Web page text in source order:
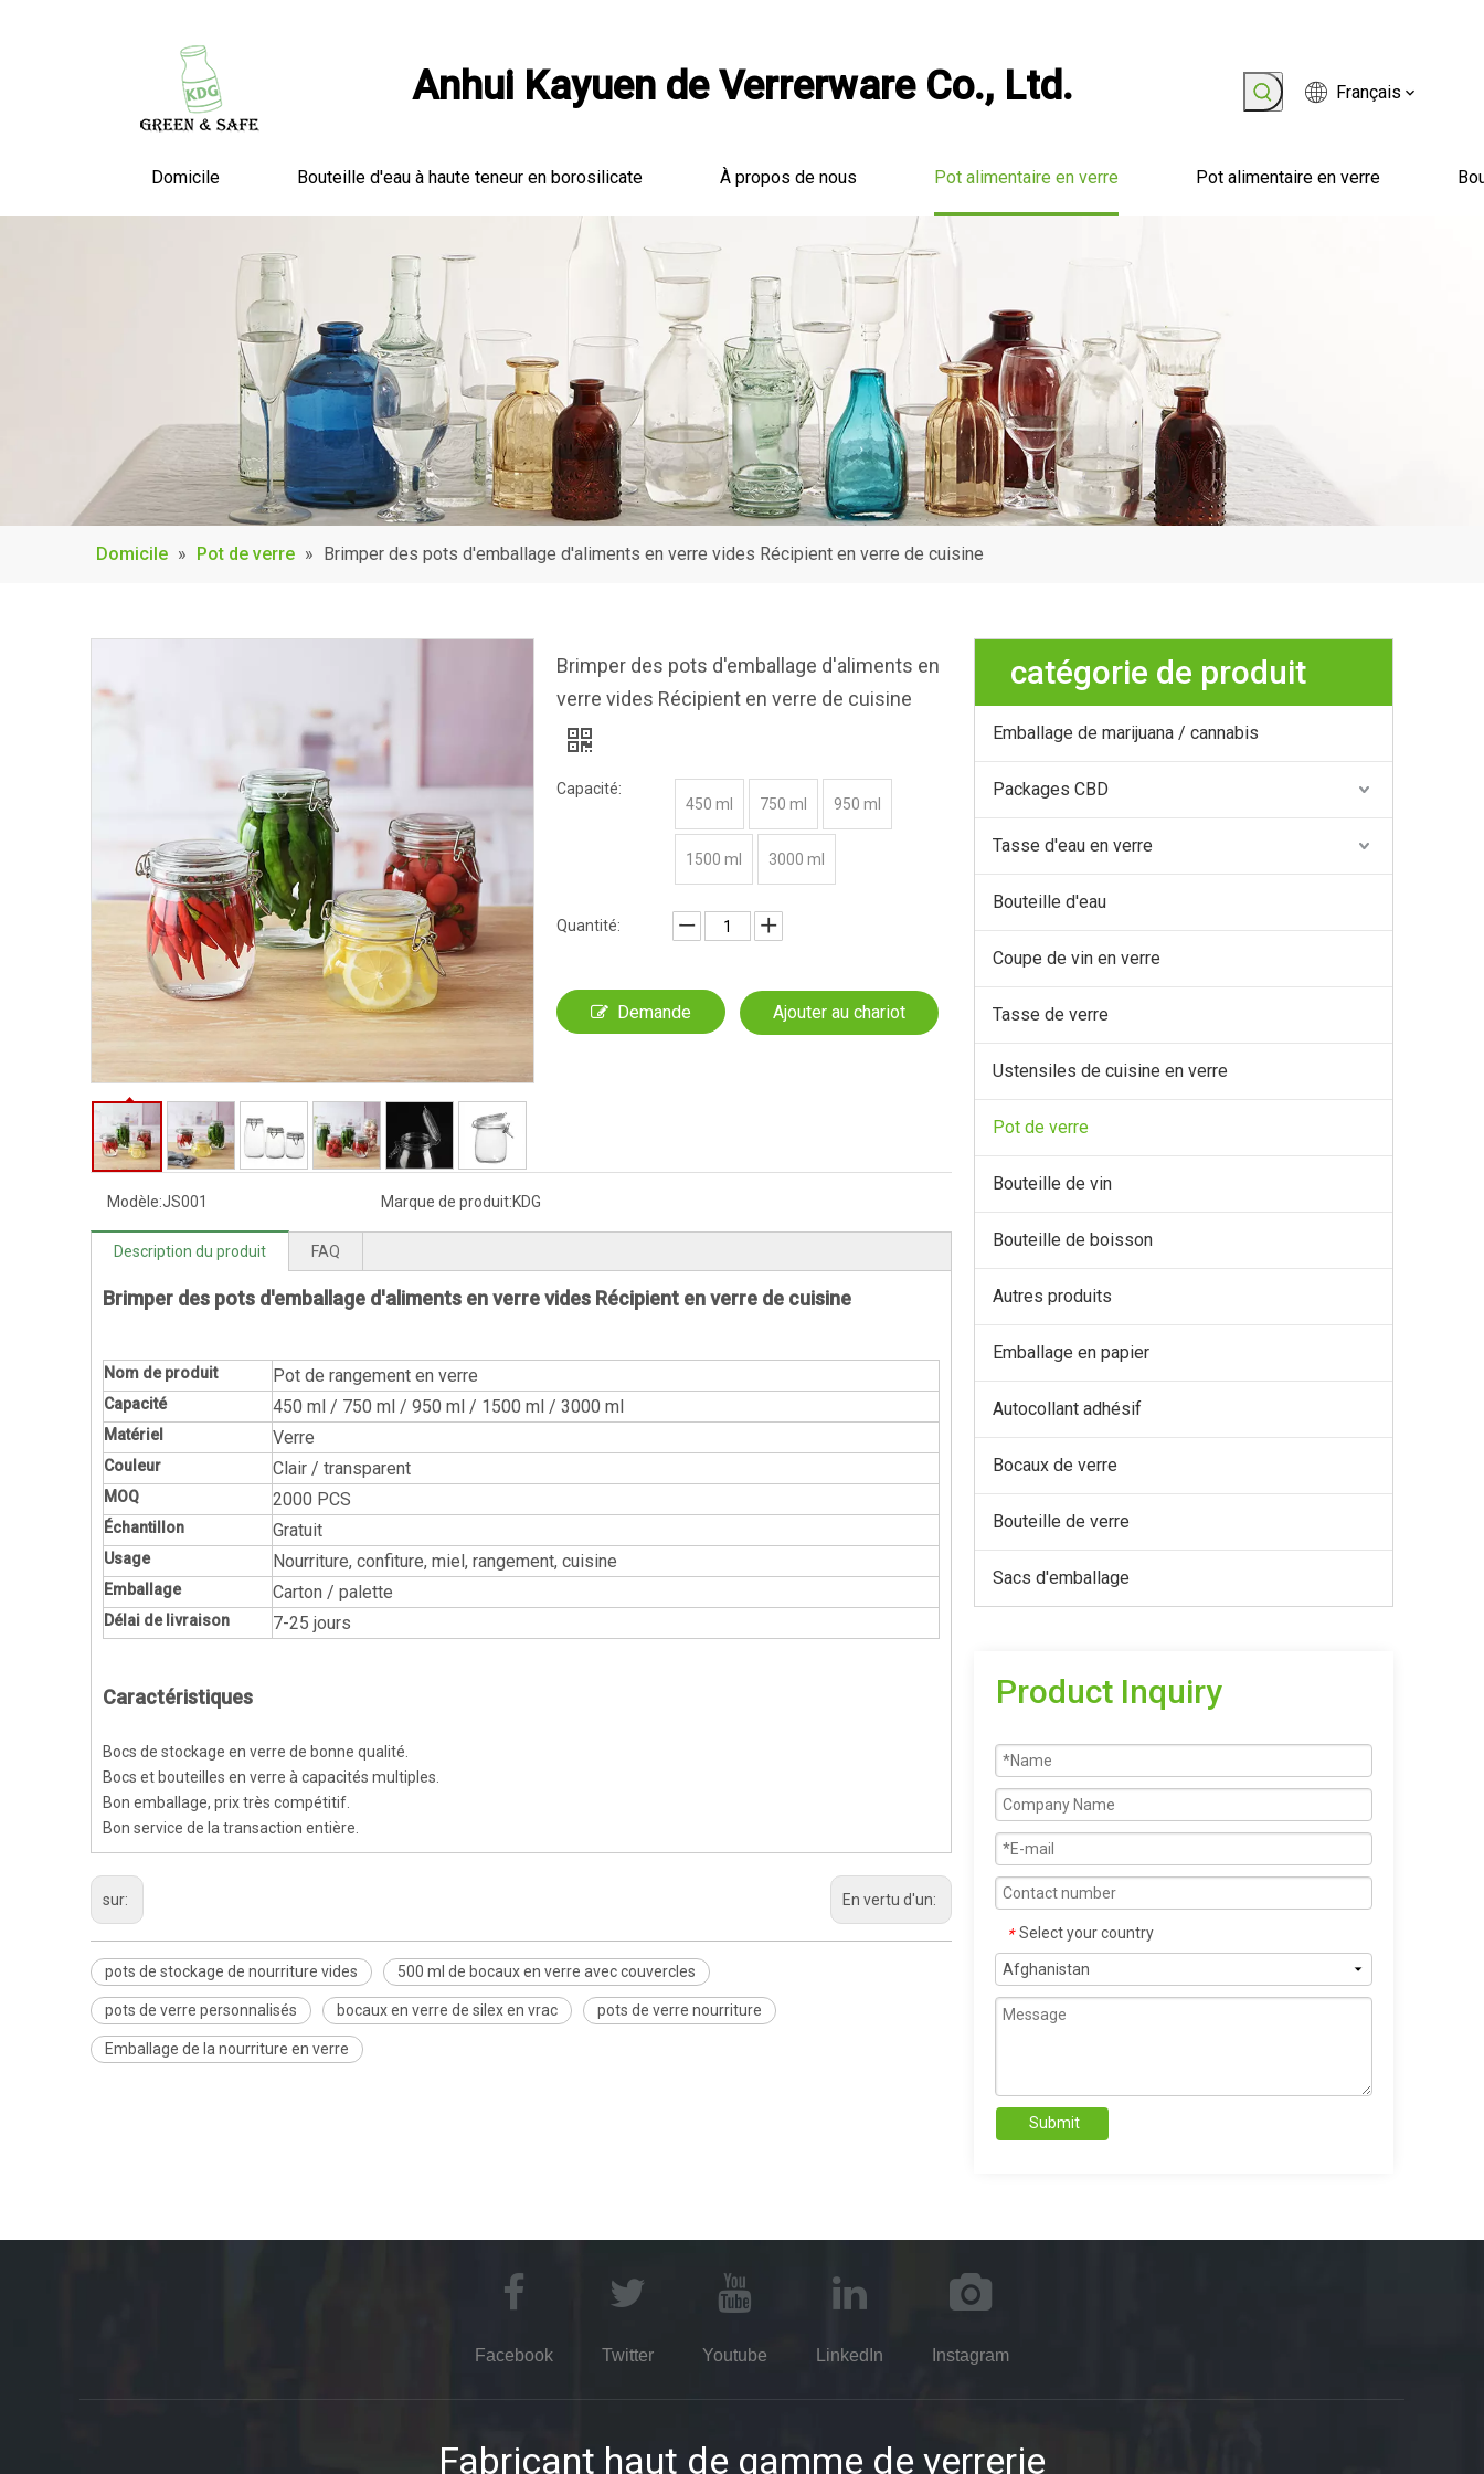
Anhui Kayuen de Verrerware Co., Ltd. Français
Domicile Bouteille d'eau à haute teneur en borosilicate À propos de nous Pot alimentaire en verre Pot alimentaire en verre
Domicile » Pot de verre » Brimper des pots d'emballage d'aliments en verre vides Récipient en verre de cuisine
Brimper des pots d'emballage d'aliments en
verre vides Récipient en verre de cuisine
Capacité:
450 ml
750 ml 950 ml
1500 ml 3000 ml
Quantité:
Demande Ajouter au chariot
Modèle:JS001 Marque de produit:KDG
Description du produit FAQ
Brimper des pots d'emballage d'aliments en verre vides Récipient en verre de cuisine
Nom de produit Pot de rangement en verre
Capacité 450 ml / 750 ml / 950 ml / 1500 ml / 3000 ml
Matériel Verre
Couleur Clair / transparent
MOQ 2000 PCS
Échantillon Gratuit
Usage Nourriture, confiture, miel, rangement, cuisine
Emballage Carton / palette
Délai de livraison 7-25 jours
Caractéristiques
Bocs de stockage en verre de bonne qualité.
Bocs et bouteilles en verre à capacités multiples.
Bon emballage, prix très compétitif.
Bon service de la transaction entière.
sur: En vertu d'un:
pots de stockage de nourriture vides 500 ml de bocaux en verre avec couvercles
pots de verre personnalisés bocaux en verre de silex en vrac pots de verre nourriture
Emballage de la nourriture en verre
catégorie de produit
Emballage de marijuana / cannabis
Packages CBD
Tasse d'eau en verre
Bouteille d'eau
Coupe de vin en verre
Tasse de verre
Ustensiles de cuisine en verre
Pot de verre
Bouteille de vin
Bouteille de boisson
Autres produits
Emballage en papier
Autocollant adhésif
Bocaux de verre
Bouteille de verre
Sacs d'emballage
Product Inquiry
* Select your country
Submit
Facebook Twitter Youtube LinkedIn Instagram
Fabricant haut de gamme de verrerie